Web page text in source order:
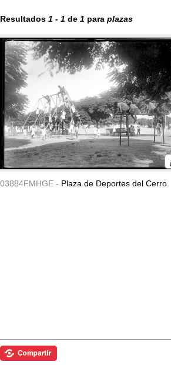
Resultados 1 - 1 de 1 para plazas
03884FMHGE - Plaza de Deportes del Cerro.